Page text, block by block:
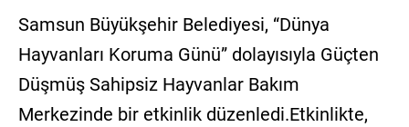
ULAŞIN
Künye
İletişim
Samsun Büyükşehir Belediyesi, “Dünya
Hayvanları Koruma Günü” dolayısıyla Güçten
Düşmüş Sahipsiz Hayvanlar Bakım
Merkezinde bir etkinlik düzenledi.Etkinlikte,